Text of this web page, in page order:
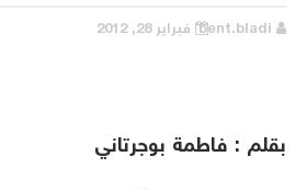
bent.bladi فبراير 28, 2012
بقلم : فاطمة بوجرتاني